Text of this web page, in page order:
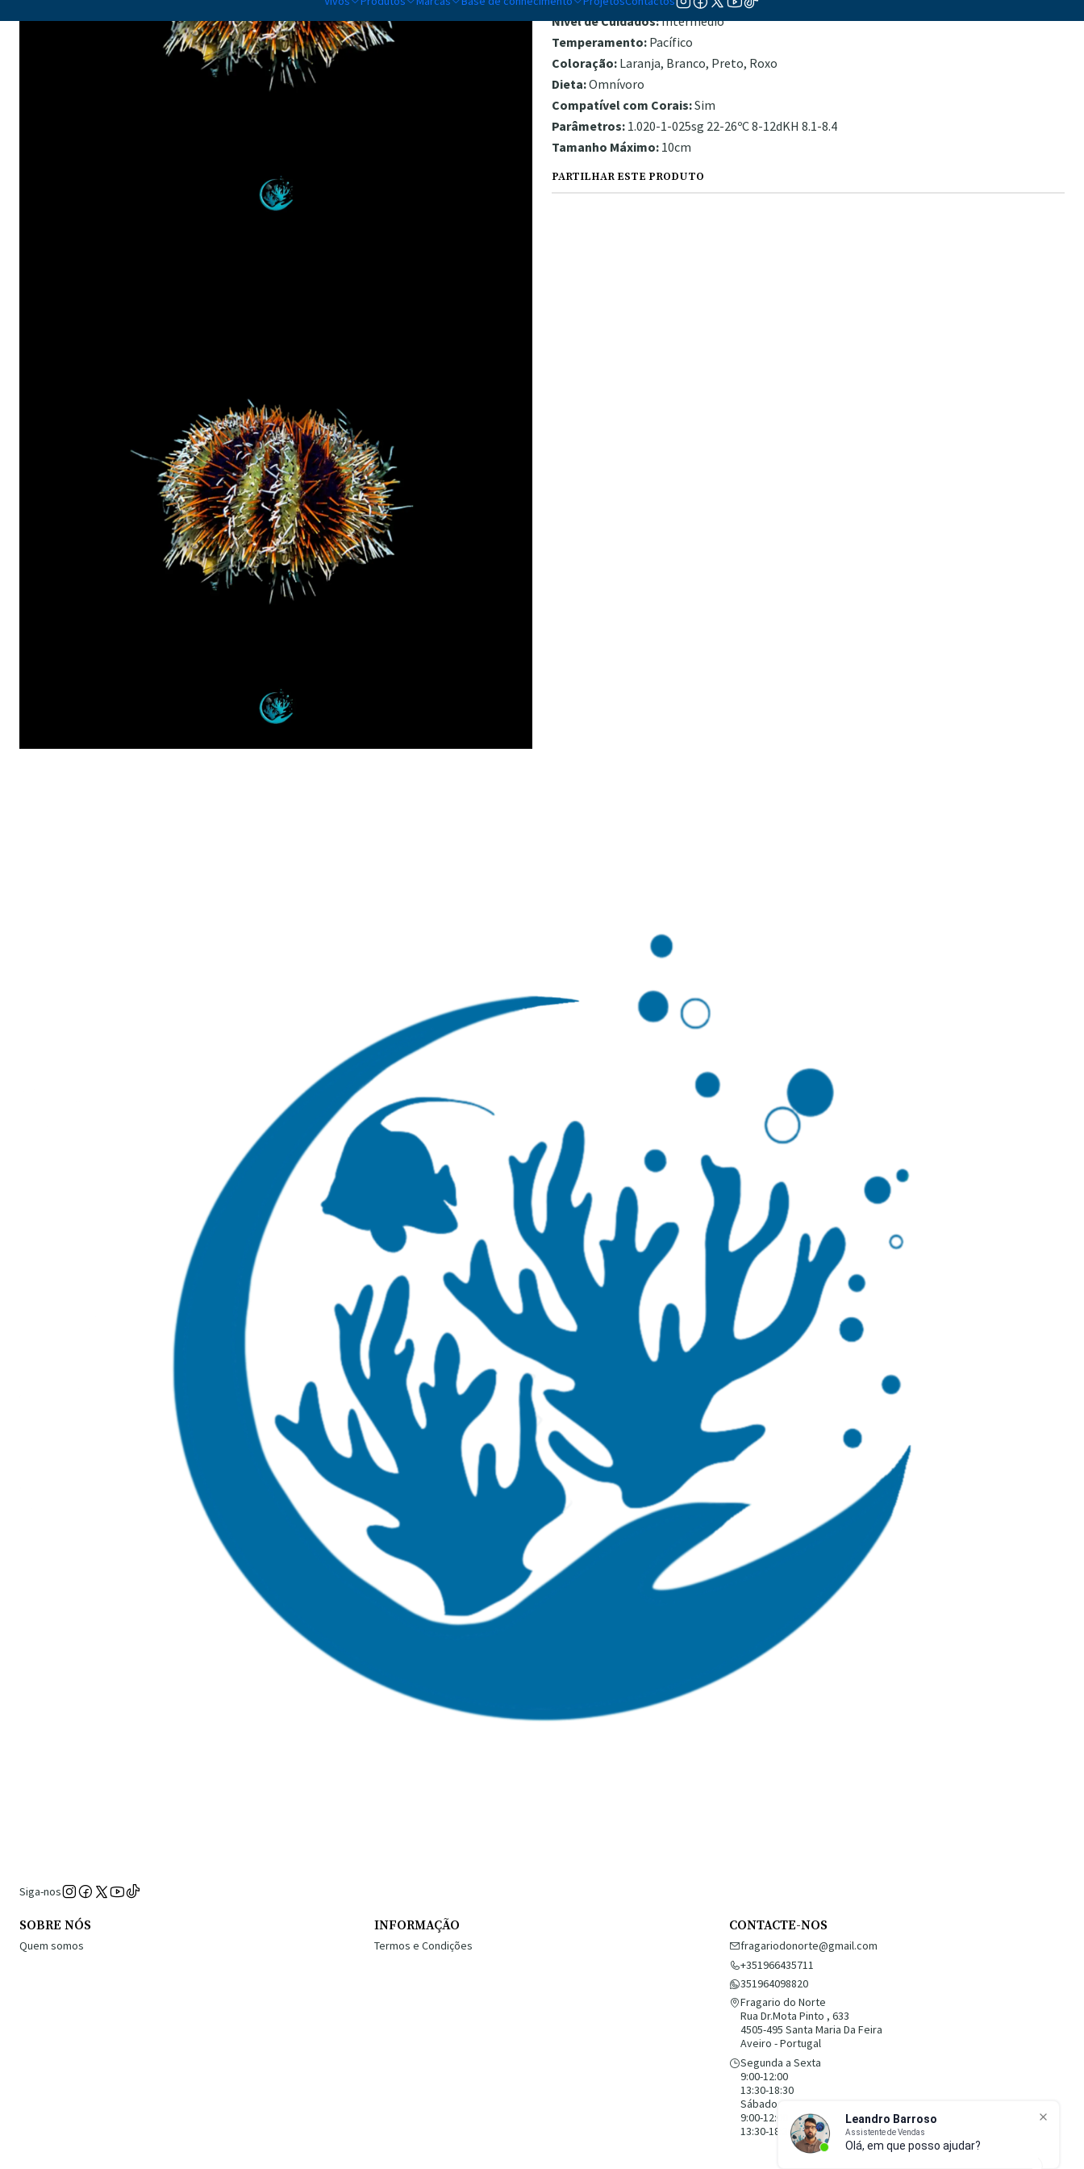
Nível de Cuidados:Intermédio
Temperamento: Pacífico
Coloração: Laranja, Branco, Preto, Roxo
Dieta:Omnívoro
Compatível com Corais:Sim
Parâmetros: 1.020-1-025sg 22-26ºC 8-12dKH 8.1-8.4
Tamanho Máximo: 10cm
PARTILHAR ESTE PRODUTO
Siga-nos
SOBRE NÓS
Quem somos
INFORMAÇÃO
Termos e Condições
CONTACTE-NOS
fragariodonorte@gmail.com
+351966435711
351964098820
Fragario do Norte
Rua Dr.Mota Pinto , 633
4505-495 Santa Maria Da Feira
Aveiro - Portugal
Segunda a Sexta
9:00-12:00
13:30-18:30
Sábado
9:00-12:00
13:30-18:30